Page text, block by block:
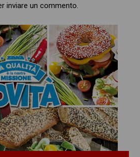
inviare un commento.